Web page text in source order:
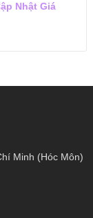
Nhật Giá
Minh (Hóc Môn)